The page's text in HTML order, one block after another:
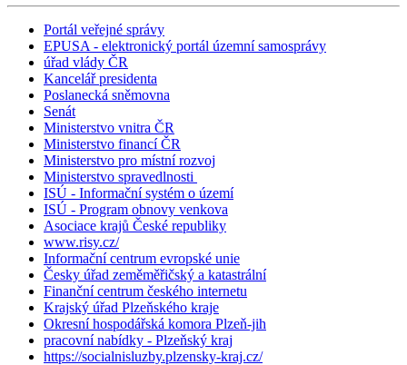
Portál veřejné správy
EPUSA - elektronický portál územní samosprávy
úřad vlády ČR
Kancelář presidenta
Poslanecká sněmovna
Senát
Ministerstvo vnitra ČR
Ministerstvo financí ČR
Ministerstvo pro místní rozvoj
Ministerstvo spravedlnosti
ISÚ - Informační systém o území
ISÚ - Program obnovy venkova
Asociace krajů České republiky
www.risy.cz/
Informační centrum evropské unie
Česky úřad zeměměřičský a katastrální
Finanční centrum českého internetu
Krajský úřad Plzeňského kraje
Okresní hospodářská komora Plzeň-jih
pracovní nabídky - Plzeňský kraj
https://socialnisluzby.plzensky-kraj.cz/